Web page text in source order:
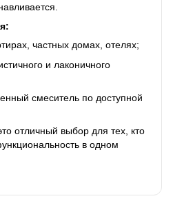
частных домах, отелях;
и лаконичного
смеситель по доступной
отличный выбор для тех, кто
в одном